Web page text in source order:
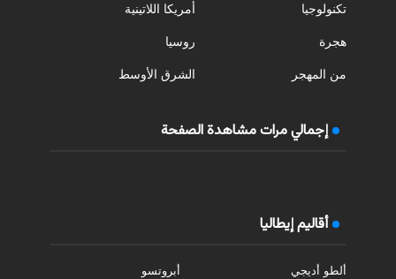
تكنولوجيا
هجرة
من المهجر
أمريكا اللاتينية
روسيا
الشرق الأوسط
إجمالي مرات مشاهدة الصفحة
أقاليم إيطاليا
ألطو أديجي
أبروتسو